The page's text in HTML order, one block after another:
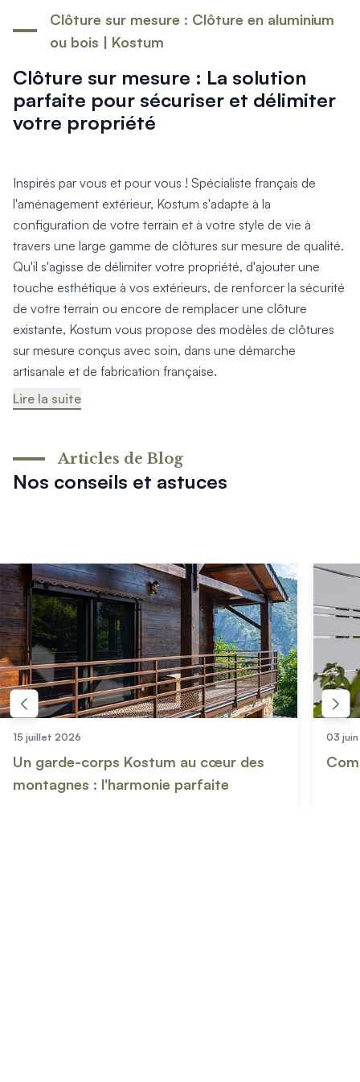
Produits > Options > Domotique
Produits > Options > Boite à colis
Produits > Options > Boites aux lettres/Totem
Produits > Options > Plaque et numéro d'entrée
Catalogues > Catalogue tous produits
Catalogues > Catalogue garde-corps
Catalogues > Catalogue pergolas / carports
Entretien et garantie > Nos garanties
Entretien et garantie > Activer ma garantie
Entretien et garantie > Entretenir mon Kostum
Entretien et garantie > Réparer mon Kostum
Entretien et garantie > Boutique en ligne
Blog
Mon projet > Configurateur
Mon projet > Activer ma garantie
Mon projet > Demande de reportage photo
Mon projet > FAQ
Accès Pro
Clôture sur mesure : La solution
parfaite pour sécuriser et délimiter
votre propriété
Clôture sur mesure : Clôture en aluminium
ou bois | Kostum
Inspirés par vous et pour vous ! Spécialiste français de
l'aménagement extérieur, Kostum s'adapte à la
configuration de votre terrain et à votre style de vie à
travers une large gamme de clôtures sur mesure de qualité.
Qu'il s'agisse de délimiter votre propriété, d'ajouter une
touche esthétique à vos extérieurs, de renforcer la sécurité
de votre terrain ou encore de remplacer une clôture
existante, Kostum vous propose des modèles de clôtures
sur mesure conçus avec soin, dans une démarche
artisanale et de fabrication française.
Lire la suite
Nos conseils et astuces
Articles de Blog
15 juillet 2026
Un garde-corps Kostum au cœur des
montagnes : l'harmonie parfaite
03